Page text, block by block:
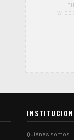
Quiénes somos